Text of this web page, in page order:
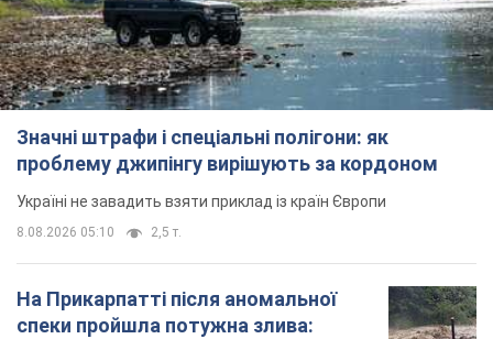
Значні штрафи і спеціальні полігони: як
проблему джипінгу вирішують за кордоном
Україні не завадить взяти приклад із країн Європи
8.08.2026 05:10 2,5 т.
На Прикарпатті після аномальної
спеки пройшла потужна злива: